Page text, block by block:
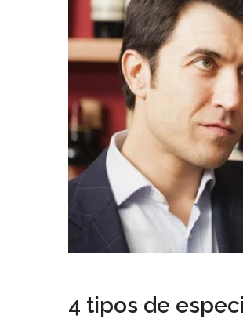
4 tipos de